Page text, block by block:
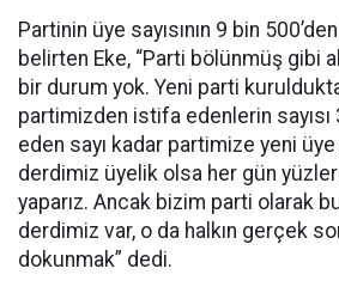
Partinin üye sayısının 9 bin 500’den
belirten Eke, “Parti bölünmüş gibi
bir durum yok. Yeni parti
partimizden istifa edenlerin sayısı
eden sayı kadar partimize yeni üye
derdimiz üyelik olsa her gün
yaparız. Ancak bizim parti olarak
derdimiz var, o da halkın gerçek
dokunmak” dedi.